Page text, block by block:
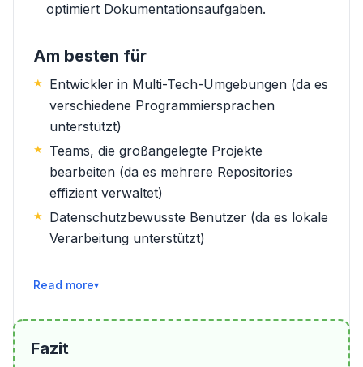
optimiert Dokumentationsaufgaben.
Am besten für
Entwickler in Multi-Tech-Umgebungen (da es
verschiedene Programmiersprachen
unterstützt)
Teams, die großangelegte Projekte
bearbeiten (da es mehrere Repositories
effizient verwaltet)
Datenschutzbewusste Benutzer (da es lokale
Verarbeitung unterstützt)
Weiterlesen
Fazit